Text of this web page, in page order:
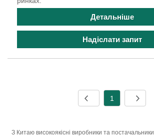
Детальніше
Надіслати запит
1
З Китаю високоякісні виробники та